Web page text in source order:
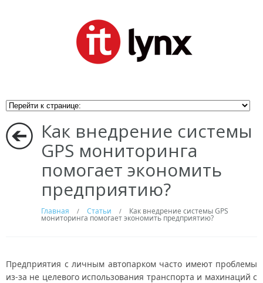
Как внедрение системы
GPS мониторинга
помогает экономить
предприятию?
Главная / Статьи / Как внедрение системы GPS
мониторинга помогает экономить предприятию?
Предприятия с личным автопарком часто имеют проблемы
из-за не целевого использования транспорта и махинаций с